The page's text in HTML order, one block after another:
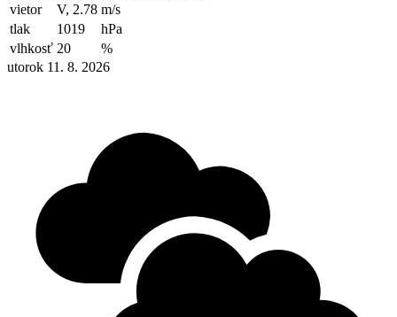
vietor
V, 2.78 m/s
tlak
1019
hPa
vlhkosť 20
%
utorok 11. 8. 2026